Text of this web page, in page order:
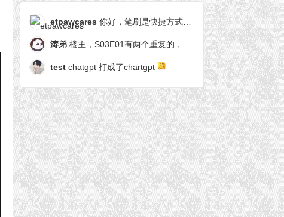
etpawcares 你好，笔刷是快捷方式，有原笔刷么
涛弟 楼主，S03E01有两个重复的，另一个是粒子形态
test chatgpt 打成了chartgpt